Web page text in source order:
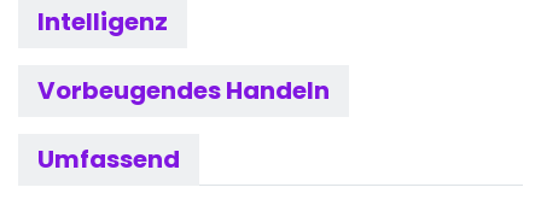
Intelligenz
Vorbeugendes Handeln
Umfassend